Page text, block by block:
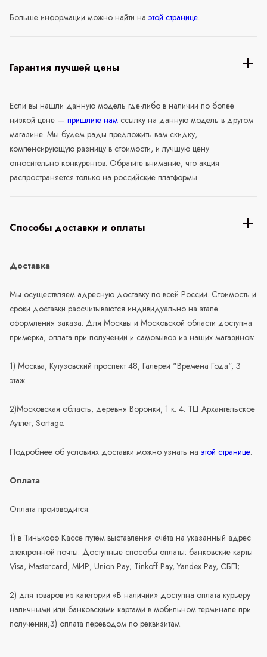
Больше информации можно найти на этой странице.
Гарантия лучшей цены
Если вы нашли данную модель где-либо в наличии по более
низкой цене — пришлите нам ссылку на данную модель в другом
магазине. Мы будем рады предложить вам скидку,
компенсирующую разницу в стоимости, и лучшую цену
относительно конкурентов. Обратите внимание, что акция
распространяется только на российские платформы.
Способы доставки и оплаты
Доставка
Мы осуществляем адресную доставку по всей России. Стоимость и
сроки доставки рассчитываются индивидуально на этапе
оформления заказа. Для Москвы и Московской области доступна
примерка, оплата при получении и самовывоз из наших магазинов:
1) Москва, Кутузовский проспект 48, Галереи "Времена Года", 3
этаж.
2)Московская область, деревня Воронки, 1 к. 4. ТЦ Архангельское
Аутлет, Sortage.
Подробнее об условиях доставки можно узнать на этой странице.
Оплата
Оплата производится:
1) в Тинькофф Кассе путем выставления счёта на указанный адрес
электронной почты. Доступные способы оплаты: банковские карты
Visa, Mastercard, МИР, Union Pay; Tinkoff Pay, Yandex Pay, СБП;
2) для товаров из категории «В наличии» доступна оплата курьеру
наличными или банковскими картами в мобильном терминале при
получении;3) оплата переводом по реквизитам.